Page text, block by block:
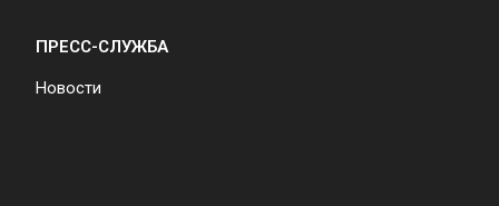
ПРЕСС-СЛУЖБА
Новости